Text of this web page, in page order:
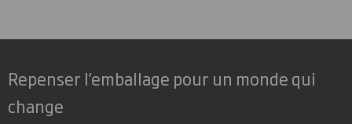
Repenser l’emballage pour un monde qui
change